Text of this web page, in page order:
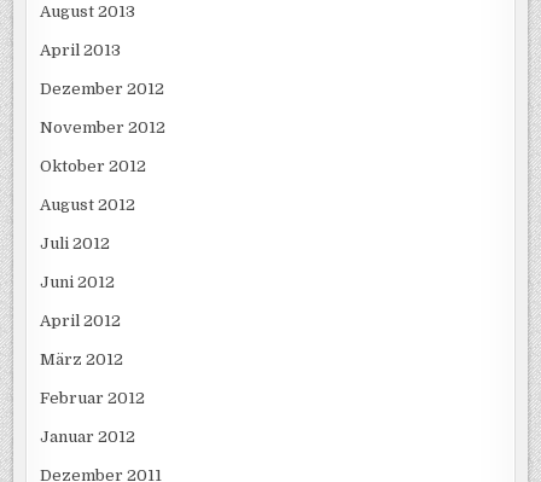
August 2013
April 2013
Dezember 2012
November 2012
Oktober 2012
August 2012
Juli 2012
Juni 2012
April 2012
März 2012
Februar 2012
Januar 2012
Dezember 2011